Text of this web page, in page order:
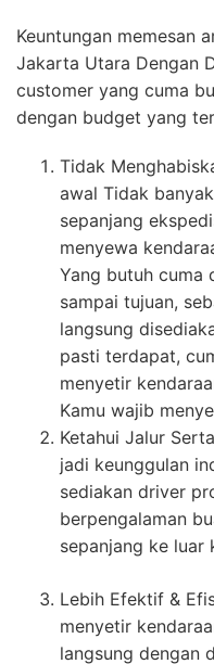
Keuntungan memesan
Jakarta Utara Dengan
customer yang cuma
dengan budget yang
Tidak
awal Tidak
sepanjang
menyewa
Yang butuh cuma
sampai tujuan,
langsung
pasti terdapat,
menyetir
Kamu wajib
Ketahui Jalur
jadi keunggulan
sediakan driver
berpengalaman
sepanjang ke luar
Lebih Efektif &
menyetir
langsung dengan